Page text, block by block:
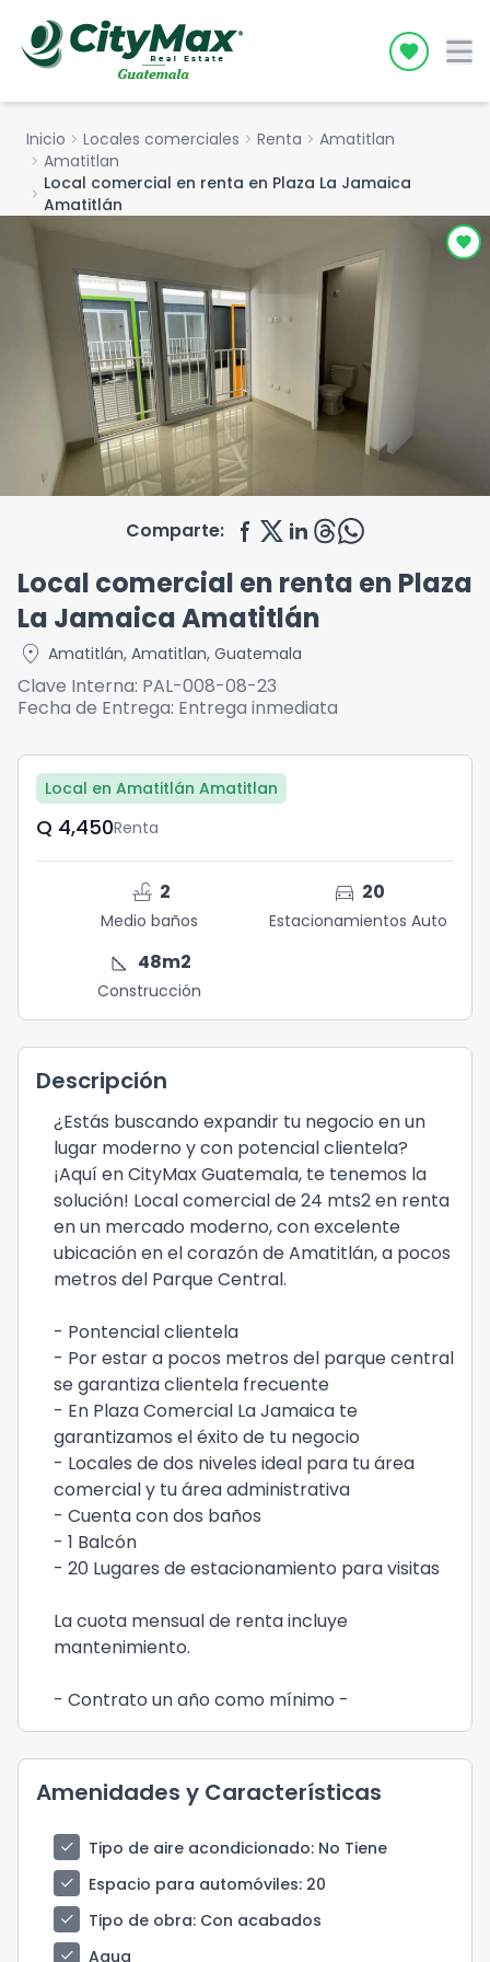
Icon
Inicio chevron_right Locales comerciales chevron_right Renta chevron_right Amatitlan
chevron_right Amatitlan
chevron_right Local comercial en renta en Plaza La Jamaica
Amatitlán
Comparte:
Local comercial en renta en Plaza
La Jamaica Amatitlán
location_on Amatitlán, Amatitlan, Guatemala
Clave Interna: PAL-008-08-23
Fecha de Entrega: Entrega inmediata
Local en Amatitlán Amatitlan
Q	4,450Renta
faucet 2
Medio baños
directions_car 20
Estacionamientos Auto
square_foot 48m2
Construcción
Descripción
¿Estás buscando expandir tu negocio en un
lugar moderno y con potencial clientela?
¡Aquí en CityMax Guatemala, te tenemos la
solución! Local comercial de 24 mts2 en renta
en un mercado moderno, con excelente
ubicación en el corazón de Amatitlán, a pocos
metros del Parque Central.
- Pontencial clientela
- Por estar a pocos metros del parque central
se garantiza clientela frecuente
- En Plaza Comercial La Jamaica te
garantizamos el éxito de tu negocio
- Locales de dos niveles ideal para tu área
comercial y tu área administrativa
- Cuenta con dos baños
- 1 Balcón
- 20 Lugares de estacionamiento para visitas
La cuota mensual de renta incluye
mantenimiento.
- Contrato un año como mínimo -
Amenidades y Características
check Tipo de aire acondicionado: No Tiene
check
Espacio para automóviles: 20
check
Tipo de obra: Con acabados
check
Agua